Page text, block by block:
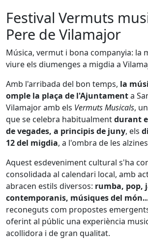
Festival Vermuts
Pere de Vilamajor
Música, vermut i bona companyia: la
viure els diumenges a migdia a
Amb l'arribada del bon temps, la
omple la plaça de l'Ajuntamenta
Vilamajor amb els Vermuts Musicals,
que se celebra habitualmentdurant
de vegades, a principis de juny, els
12 del migdia, a l'ombra de les
Aquest esdeveniment cultural s'ha
consolidada al calendari local, amb
abracen estils diversos: rumba, pop,
contemporanis, músiques del
reconeguts com propostes
oferint al públic una experiència
acollidora i de gran qualitat.